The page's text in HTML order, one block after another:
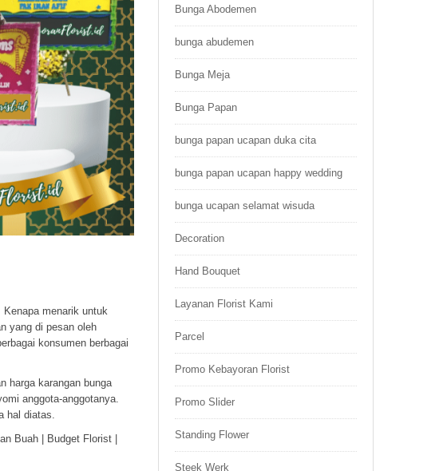
menarik untuk
yang di pesan oleh
konsumen berbagai
harga karangan bunga
anggota-anggotanya.
hal diatas.
Buah | Budget Florist |
Bunga Abodemen
bunga abudemen
Bunga Meja
Bunga Papan
bunga papan ucapan duka cita
bunga papan ucapan happy wedding
bunga ucapan selamat wisuda
Decoration
Hand Bouquet
Layanan Florist Kami
Parcel
Promo Kebayoran Florist
Promo Slider
Standing Flower
Steek Werk